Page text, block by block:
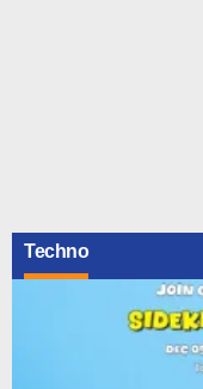
Techno